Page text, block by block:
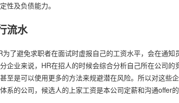
性及负债能力。
流水
为了避免求职者在面试时虚报自己的工资水平，会在通
企业来说，HR在招人的时候会综合分析自己所在公司
至是可以使用更多的方法来规避潜在风险。所以对这些
系的公司，候选人的上家工资是本公司定薪和沟通offer的